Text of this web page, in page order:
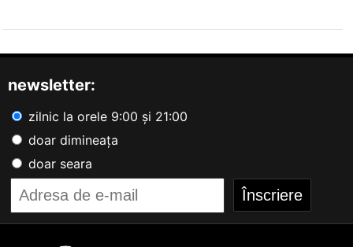
newsletter:
zilnic la orele 9:00 și 21:00
doar dimineața
doar seara